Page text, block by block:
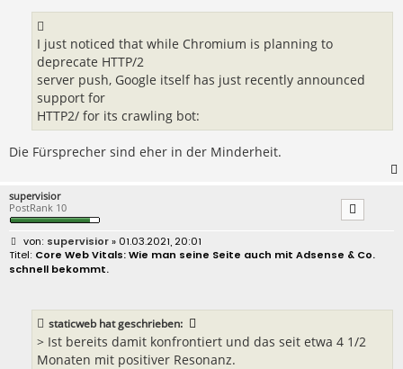
I just noticed that while Chromium is planning to
deprecate HTTP/2
server push, Google itself has just recently announced
support for
HTTP2/ for its crawling bot:
Die Fürsprecher sind eher in der Minderheit.
supervisior
PostRank 10
B
e
t
supervisior» 01.03.2021, 20:01
Core Web Vitals: Wie man seine Seite auch mit Adsense & Co.
schnell bekommt.
staticwebhat geschrieben:
> Ist bereits damit konfrontiert und das seit etwa 4 1/2
Monaten mit positiver Resonanz.